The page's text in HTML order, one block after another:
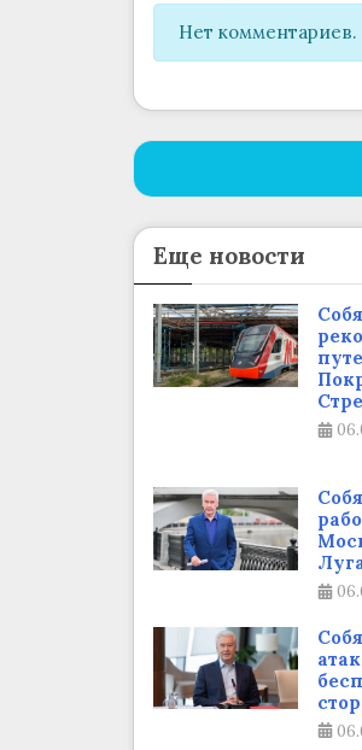
Нет
Еще новости